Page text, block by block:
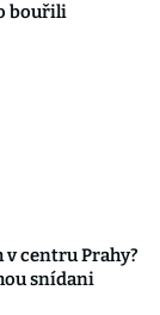
bouřili
centru Prahy?
snídani